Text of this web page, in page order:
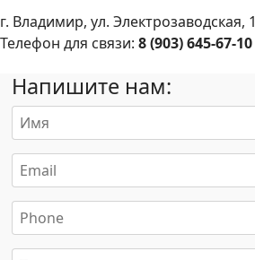
г. Владимир, ул. Электрозаводская, 1
Телефон для связи: 8 (903) 645-67-10
Напишите нам: